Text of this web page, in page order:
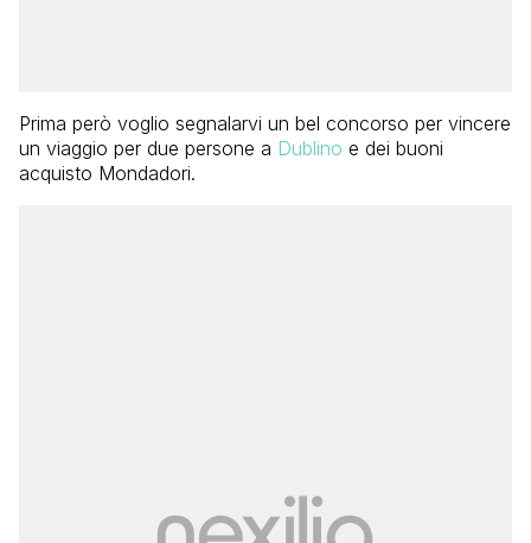
Prima però voglio segnalarvi un bel concorso per vincere
un viaggio per due persone a Dublino e dei buoni
acquisto Mondadori.